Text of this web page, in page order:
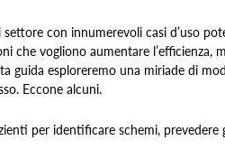
con innumerevoli casi d’uso
che vogliono aumentare l’efficienza,
guida esploreremo una miriade di
Eccone alcuni.
per identificare schemi, prevedere